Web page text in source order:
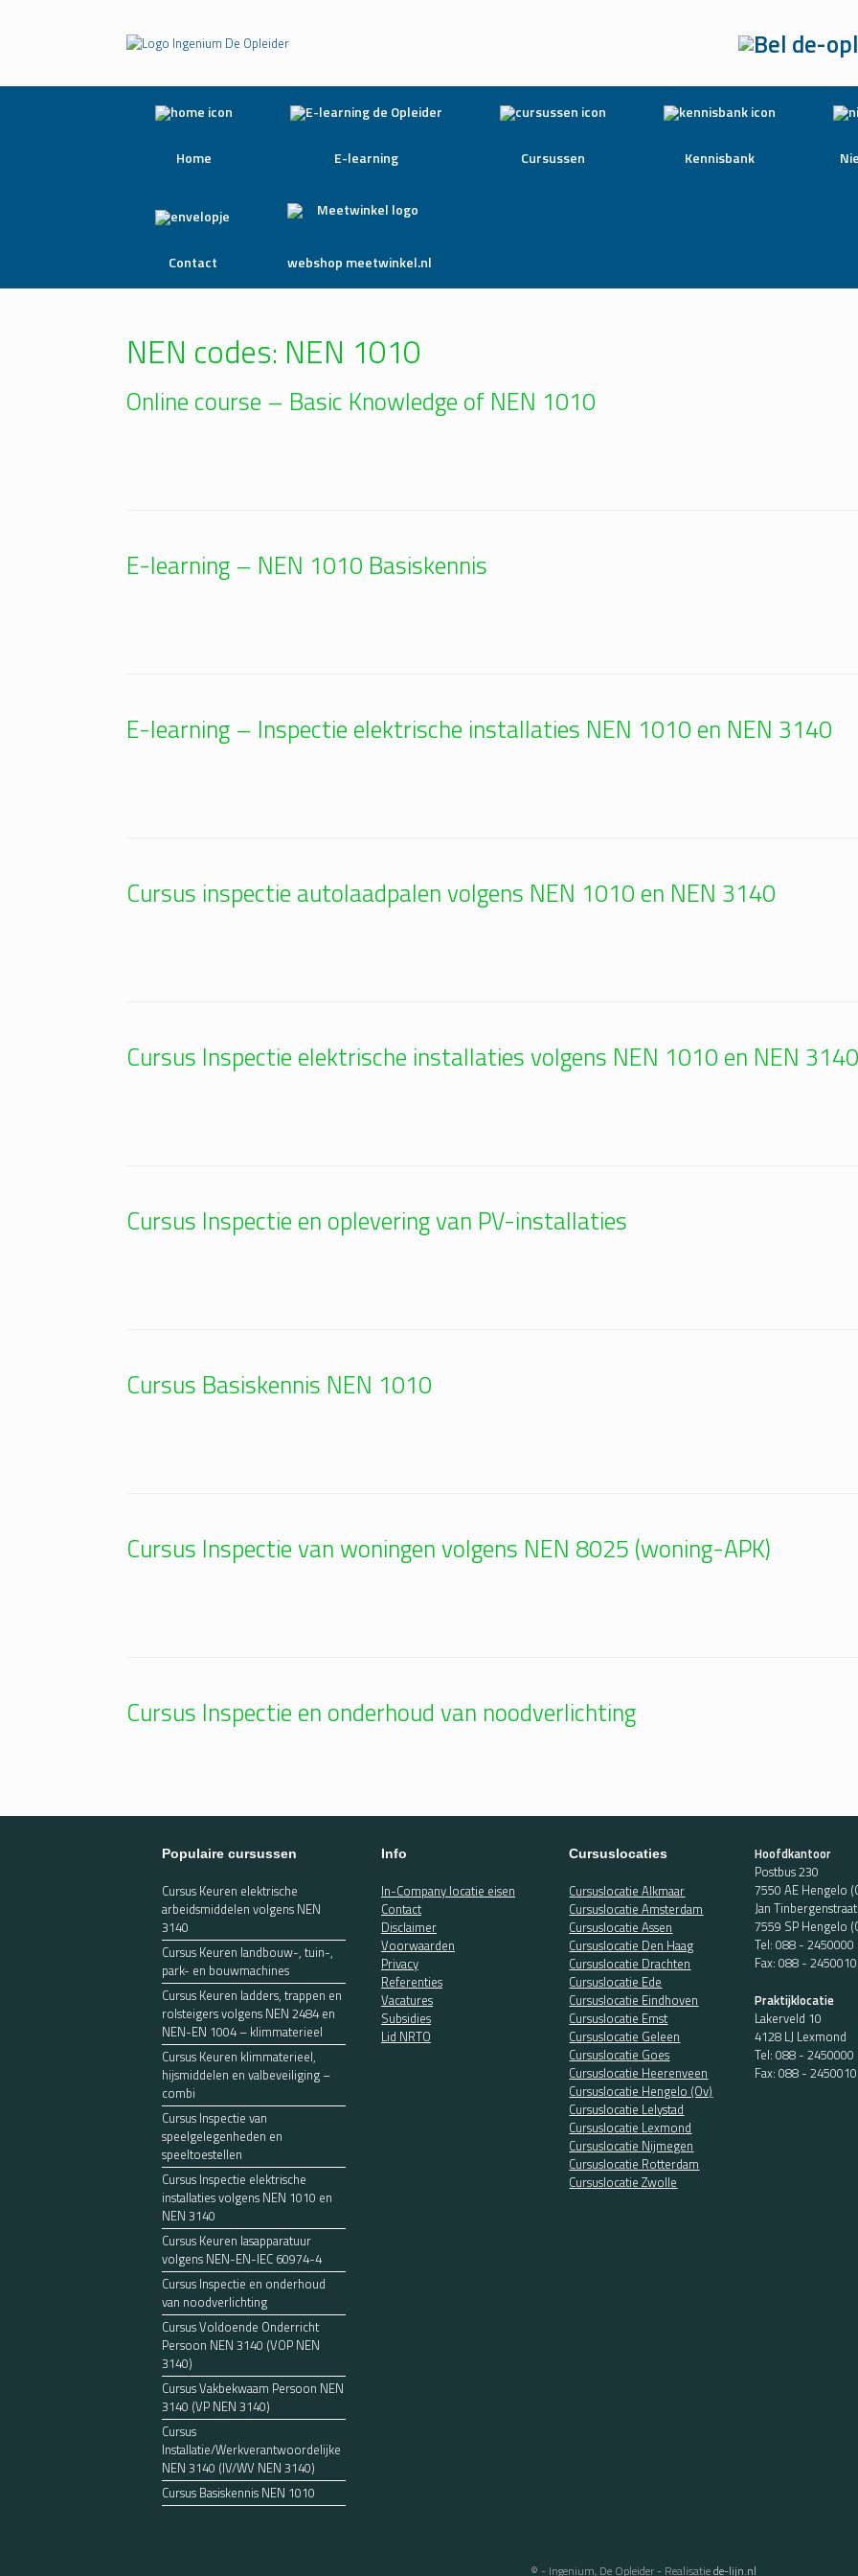
Home E-learning Cursussen Kennisbank
Contact webshop meetwinkel.nl
NEN codes: NEN 1010
Online course – Basic Knowledge of NEN 1010
E-learning – NEN 1010 Basiskennis
E-learning – Inspectie elektrische installaties NEN 1010 en NEN 3140
Cursus inspectie autolaadpalen volgens NEN 1010 en NEN 3140
Cursus Inspectie elektrische installaties volgens NEN 1010 en NEN 3140
Cursus Inspectie en oplevering van PV-installaties
Cursus Basiskennis NEN 1010
Cursus Inspectie van woningen volgens NEN 8025 (woning-APK)
Cursus Inspectie en onderhoud van noodverlichting
Populaire cursussen
Cursus Keuren elektrische
arbeidsmiddelen volgens NEN
3140
Cursus Keuren landbouw-, tuin-,
park- en bouwmachines
Cursus Keuren ladders, trappen en
rolsteigers volgens NEN 2484 en
NEN-EN 1004 – klimmaterieel
Cursus Keuren klimmaterieel,
hijsmiddelen en valbeveiliging –
combi
Cursus Inspectie van
speelgelegenheden en
speeltoestellen
Cursus Inspectie elektrische
installaties volgens NEN 1010 en
NEN 3140
Cursus Keuren lasapparatuur
volgens NEN-EN-IEC 60974-4
Cursus Inspectie en onderhoud
van noodverlichting
Cursus Voldoende Onderricht
Persoon NEN 3140 (VOP NEN
3140)
Cursus Vakbekwaam Persoon NEN
3140 (VP NEN 3140)
Cursus
Installatie/Werkverantwoordelijke
NEN 3140 (IV/WV NEN 3140)
Cursus Basiskennis NEN 1010
Info
In-Company locatie eisen
Contact
Disclaimer
Voorwaarden
Privacy
Referenties
Vacatures
Subsidies
Lid NRTO
Cursuslocaties
Cursuslocatie Alkmaar
Cursuslocatie Amsterdam
Cursuslocatie Assen
Cursuslocatie Den Haag
Cursuslocatie Drachten
Cursuslocatie Ede
Cursuslocatie Eindhoven
Cursuslocatie Emst
Cursuslocatie Geleen
Cursuslocatie Goes
Cursuslocatie Heerenveen
Cursuslocatie Hengelo (Ov)
Cursuslocatie Lelystad
Cursuslocatie Lexmond
Cursuslocatie Nijmegen
Cursuslocatie Rotterdam
Cursuslocatie Zwolle
Hoofdkantoor
Postbus 230
7550 AE Hengelo
Jan
7559 SP Hengelo
Tel:088 - 2450000
Fax: 088 - 2450010
Praktijklocatie
Lakerveld 10
4128 LJ Lexmond
Tel:088 - 2450000
Fax: 088 - 2450010
© - Ingenium, De Opleider - Realisatiede-lijn.nl